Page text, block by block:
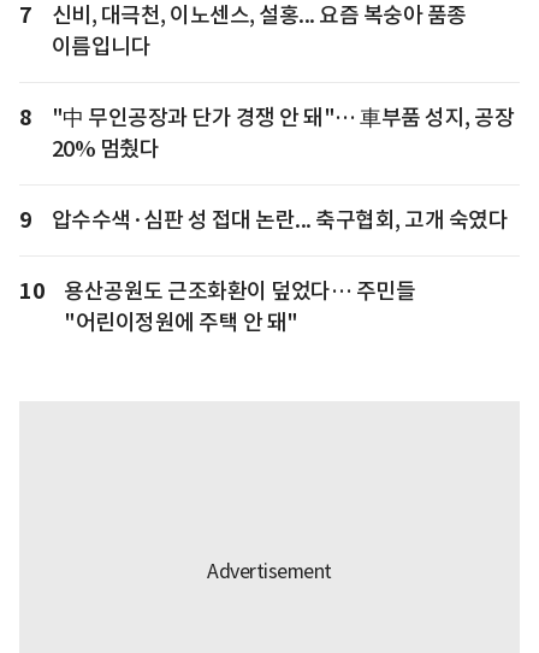
7
신비, 대극천, 이노센스, 설홍... 요즘 복숭아 품종
이름입니다
8
"中 무인공장과 단가 경쟁 안 돼"… 車부품 성지, 공장
20% 멈췄다
9 압수수색·심판 성 접대 논란... 축구협회, 고개 숙였다
10
용산공원도 근조화환이 덮었다… 주민들
"어린이정원에 주택 안 돼"